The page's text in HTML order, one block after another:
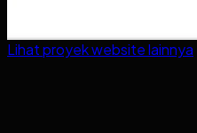
Lihat proyekwebsitelainnya